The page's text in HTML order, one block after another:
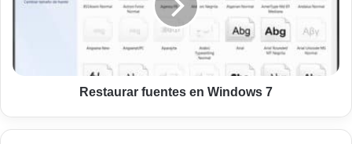
Restaurar fuentes en Windows 7